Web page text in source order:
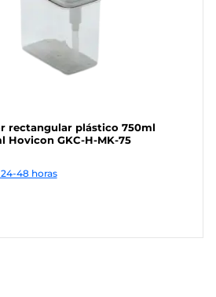
rectangular plástico 750ml
Hovicon GKC-H-MK-75
48 horas